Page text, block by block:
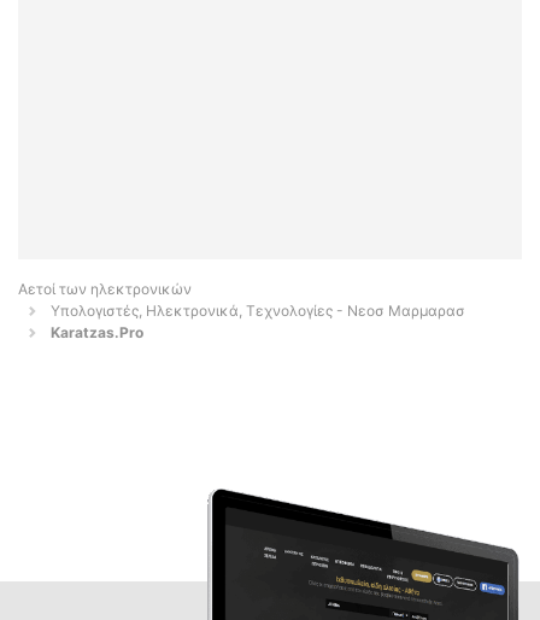
Αετοί των ηλεκτρονικών
Υπολογιστές, Ηλεκτρονικά, Τεχνολογίες - Νεοσ Μαρμαρασ
Karatzas.Pro